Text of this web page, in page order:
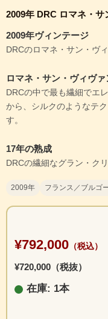
2009年 DRC ロマネ・
2009年ヴィンテージ
DRCのロマネ・サン・ヴィ
ロマネ・サン・ヴィヴァ
DRCの中で最も繊細でエ
から、シルクのようなテ
す。
17年の熟成
DRCの繊細なグラン・ク
2009年 フランス／ブルゴ
¥792,000 （税込）
¥720,000（税抜）
在庫: 1本